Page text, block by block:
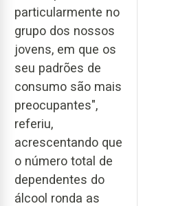
particularmente no
grupo dos nossos
jovens, em que os
seu padrões de
consumo são mais
preocupantes",
referiu,
acrescentando que
o número total de
dependentes do
álcool ronda as